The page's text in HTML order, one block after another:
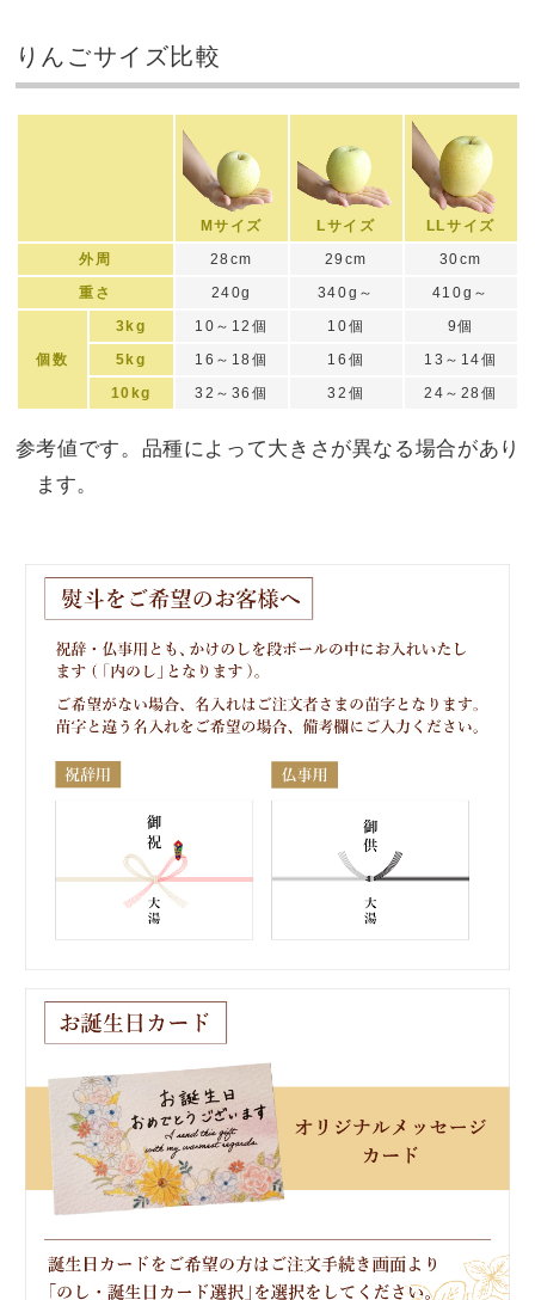
りんごサイズ比較
Mサイズ Lサイズ
LLサイズ
外周
28cm 29cm
30cm
重さ
240g 340g～ 410g～
個数
3kg 10～12個 10個
9個
5kg
16～18個 16個
13～14個
10kg
32～36個 32個 24～28個
参考値です。品種によって大きさが異なる場合があり
ます。